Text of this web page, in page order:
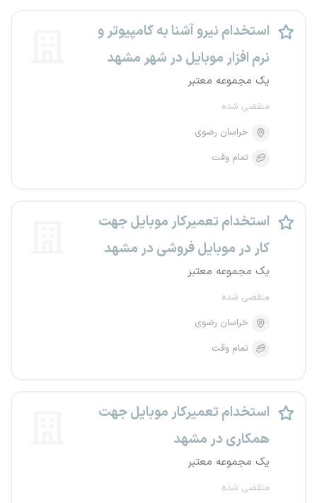
استخدام نیرو آشنا به کامپیوتر و
نرم افزار موبایل در شهر مشهد
یک مجموعه معتبر
منقضی شده
خراسان رضوی
تمام وقت
استخدام تعمیرکار موبایل جهت
کار در موبایل فروشی در مشهد
یک مجموعه معتبر
منقضی شده
خراسان رضوی
تمام وقت
استخدام تعمیرکار موبایل جهت
همکاری در مشهد
یک مجموعه معتبر
منقضی شده